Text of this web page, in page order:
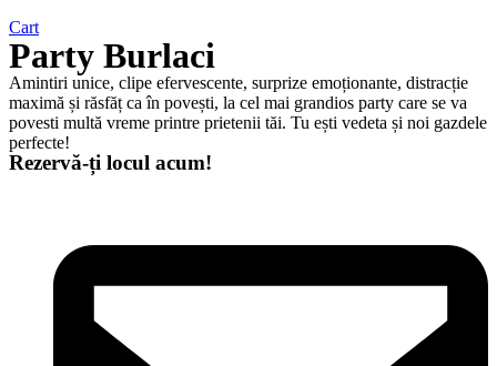
Cart
Party Burlaci
Amintiri unice, clipe efervescente, surprize emoționante, distracție
maximă și răsfăț ca în povești, la cel mai grandios party care se va
povesti multă vreme printre prietenii tăi. Tu ești vedeta și noi gazdele
perfecte!
Rezervă-ți locul acum!